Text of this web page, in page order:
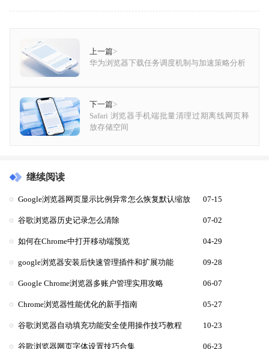
上一篇>
华为浏览器下载任务调度机制与加速策略分析
下一篇>
Safari 浏览器手机端批量清理过期离线网页释
放存储空间
继续阅读
Google浏览器网页显示比例异常怎么恢复默认缩放 07-15
谷歌浏览器历史记录怎么清除 07-02
如何在Chrome中打开移动端预览 04-29
google浏览器安装后快速管理插件和扩展功能 09-28
Google Chrome浏览器多账户管理实用攻略 06-07
Chrome浏览器性能优化的新手指南 05-27
谷歌浏览器自动填充功能安全使用操作技巧教程 10-23
谷歌浏览器网页字体设置技巧合集 06-23